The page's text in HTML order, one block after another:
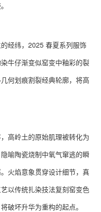
经纬，2025 春夏系列服饰
牛仔渐变似窑变中釉彩的裂
何划痕割裂经典轮廓，将高
高岭土的原始肌理被转化为
喻陶瓷烧制中氧气窜逃的瞬
火焰意象贯穿设计细节，真
以传统扎染技法复刻窑变色
破坏升华为重构的起点。